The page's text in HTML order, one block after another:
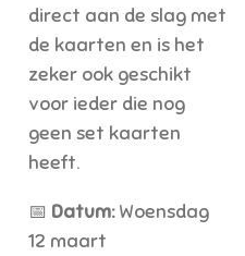
direct aan de slag met
de kaarten en is het
zeker ook geschikt
voor ieder die nog
geen set kaarten
heeft.
📅 Datum:Woensdag
12 maart